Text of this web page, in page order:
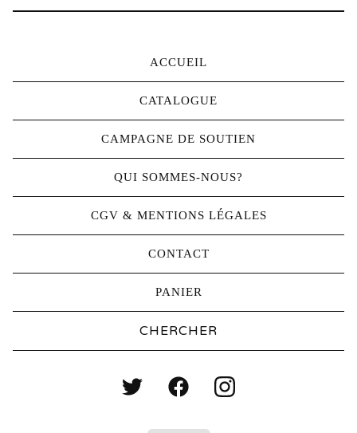
ACCUEIL
CATALOGUE
CAMPAGNE DE SOUTIEN
QUI SOMMES-NOUS?
CGV & MENTIONS LÉGALES
CONTACT
PANIER